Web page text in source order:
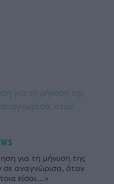
για τη μήνυση της
σε αναγνώρισα, όταν
είσαι…»